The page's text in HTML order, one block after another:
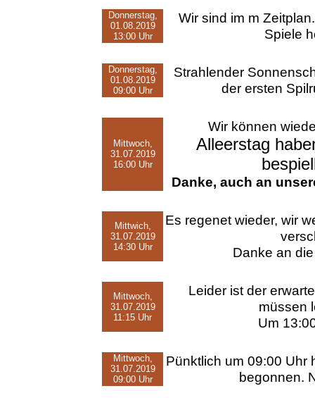
Donnerstag,
01.08.2019
13:00 Uhr
Wir sind im m
Spiele
Donnerstag,
01.08.2019
09:00 Uhr
Strahlender
der ersten
Mittwoch,
31.07.2019
16:00 Uhr
Wir können
Alleerstag
Danke, auch an
Mittwich,
31.07.2019
14:30 Uhr
Es regenet wieder, wir
Danke an
Mittwoch,
31.07.2019
11:15 Uhr
Leider ist der
müssen
Um
Mittwoch,
31.07.2019
09:00 Uhr
Pünktlich um 09:00 Uhr
begonnen.